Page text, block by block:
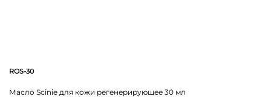
ROS-30
Масло Scinie для кожи регенерирующее 30 мл